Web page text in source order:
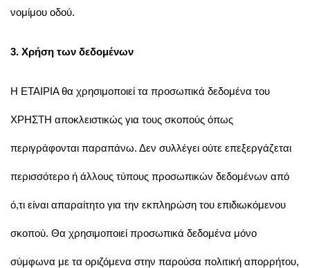
νομίμου οδού.
3. Χρήση των δεδομένων
Η ΕΤΑΙΡΙΑ θα χρησιμοποιεί τα προσωπικά δεδομένα του
ΧΡΗΣΤΗ αποκλειστικώς για τους σκοπούς όπως
περιγράφονται παραπάνω. Δεν συλλέγει ούτε επεξεργάζεται
περισσότερο ή άλλους τύπους προσωπικών δεδομένων από
ό,τι είναι απαραίτητο για την εκπληρώση του επιδιωκόμενου
σκοπού. Θα χρησιμοποιεί προσωπικά δεδομένα μόνο
σύμφωνα με τα οριζόμενα στην παρούσα πολιτική απορρήτου,